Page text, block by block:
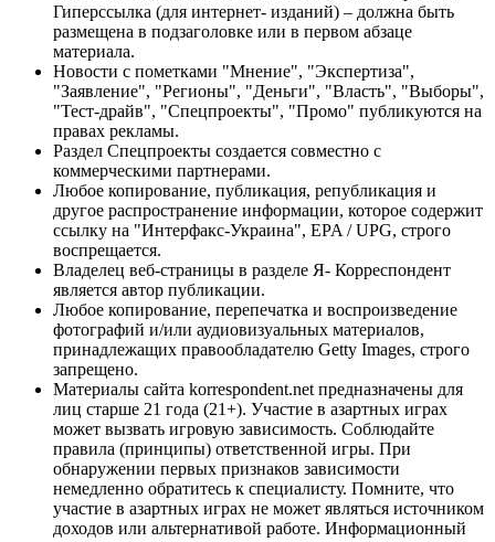
Гиперссылка (для интернет- изданий) – должна быть
размещена в подзаголовке или в первом абзаце
материала.
Новости с пометками "Мнение", "Экспертиза",
"Заявление", "Регионы", "Деньги", "Власть", "Выборы",
"Тест-драйв", "Спецпроекты", "Промо" публикуются на
правах рекламы.
Раздел Спецпроекты создается совместно с
коммерческими партнерами.
Любое копирование, публикация, републикация и
другое распространение информации, которое содержит
ссылку на "Интерфакс-Украина", EPA / UPG, строго
воспрещается.
Владелец веб-страницы в разделе Я- Корреспондент
является автор публикации.
Любое копирование, перепечатка и воспроизведение
фотографий и/или аудиовизуальных материалов,
принадлежащих правообладателю Getty Images, строго
запрещено.
Материалы сайта korrespondent.net предназначены для
лиц старше 21 года (21+). Участие в азартных играх
может вызвать игровую зависимость. Соблюдайте
правила (принципы) ответственной игры. При
обнаружении первых признаков зависимости
немедленно обратитесь к специалисту. Помните, что
участие в азартных играх не может являться источником
доходов или альтернативой работе. Информационный